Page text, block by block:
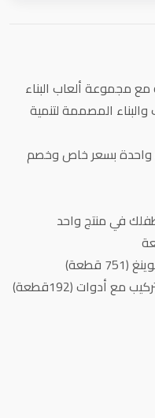
مجموعة ألعاب البناء
المصممة لتنمية
واحدة بسعر خاص وخصم
في منتج واحد
قطعة)
أدوات (192قطعة)